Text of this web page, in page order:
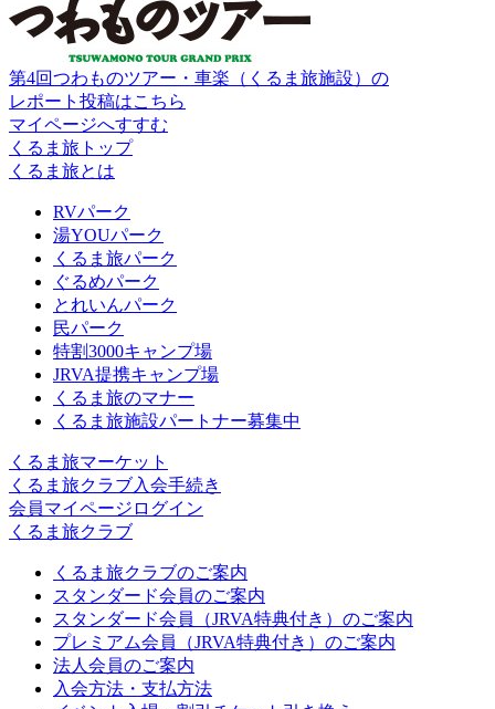
第4回つわものツアー・車楽（くるま旅施設）の
レポート投稿はこちら
マイページへすすむ
くるま旅トップ
くるま旅とは
RVパーク
湯YOUパーク
くるま旅パーク
ぐるめパーク
とれいんパーク
民パーク
特割3000キャンプ場
JRVA提携キャンプ場
くるま旅のマナー
くるま旅施設パートナー募集中
くるま旅マーケット
くるま旅クラブ入会手続き
会員マイページログイン
くるま旅クラブ
くるま旅クラブのご案内
スタンダード会員のご案内
スタンダード会員（JRVA特典付き）のご案内
プレミアム会員（JRVA特典付き）のご案内
法人会員のご案内
入会方法・支払方法